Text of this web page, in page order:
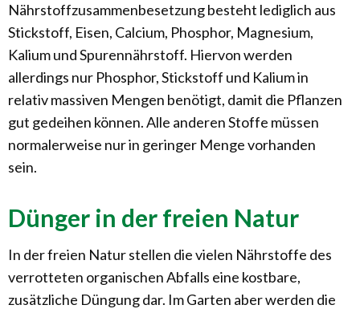
Nährstoffzusammenbesetzung besteht lediglich aus
Stickstoff, Eisen, Calcium, Phosphor, Magnesium,
Kalium und Spurennährstoff. Hiervon werden
allerdings nur Phosphor, Stickstoff und Kalium in
relativ massiven Mengen benötigt, damit die Pflanzen
gut gedeihen können. Alle anderen Stoffe müssen
normalerweise nur in geringer Menge vorhanden
sein.
Dünger in der freien Natur
In der freien Natur stellen die vielen Nährstoffe des
verrotteten organischen Abfalls eine kostbare,
zusätzliche Düngung dar. Im Garten aber werden die